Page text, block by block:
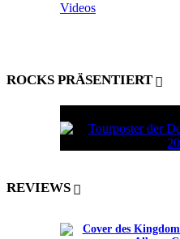
Videos
ROCKS PRÄSENTIERT
REVIEWS